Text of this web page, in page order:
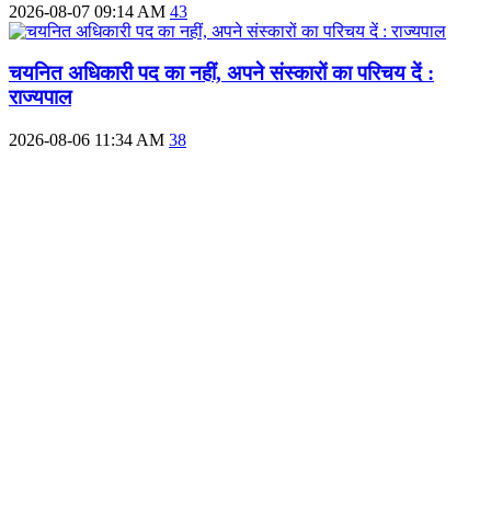
2026-08-07 09:14 AM 43
चयनित अधिकारी पद का नहीं, अपने संस्कारों का परिचय दें :
राज्यपाल
2026-08-06 11:34 AM 38